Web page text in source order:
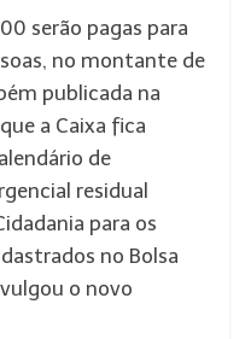
serão pagas para
no montante de
publicada na
a Caixa fica
de
residual
para os
no Bolsa
o novo